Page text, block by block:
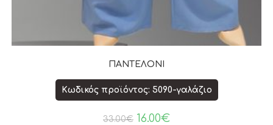
ΠΑΝΤΕΛΟΝΙ
Κωδικός προϊόντος: 5090-γαλάζιο
33.00€ 16.00€